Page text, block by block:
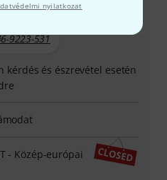
nyilatkozat
9223-531
kérdés és észrevétel esetén
- Közép-európai